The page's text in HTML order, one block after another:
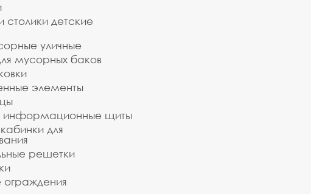
столики детские
уличные
мусорных баков
элементы
информационные щиты
для
решетки
ограждения